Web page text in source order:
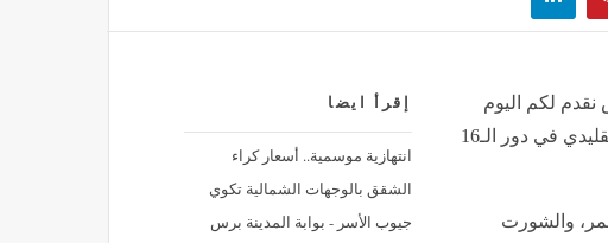
إقرأ ايضا
‪انتهازية موسمية.. أسعار كراء
الشقق بالوجهات الشمالية تكوي
جيوب الأسر - بوابة المدينة برس
نقدم لكم اليوم
منتخب مصر بالقميص الأحمر والأرجنتين بالزي التقليدي في دور الـ16
والشورت